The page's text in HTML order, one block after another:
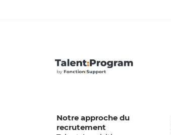
Notre approche du
recrutement